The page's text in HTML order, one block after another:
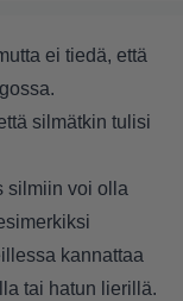
ei tiedä, että
silmätkin tulisi
silmiin voi olla
kannattaa
tai hatun lierillä.